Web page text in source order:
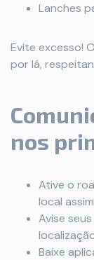
Lanches
Evite excesso!
por lá,
nos
Ative o
local
Avise
Baixe